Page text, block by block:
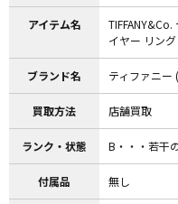
アイテム名
イヤー リング
ブランド名 ティファニー
買取方法 店舗買取
ランク・状態 B・・・若干
付属品 無し